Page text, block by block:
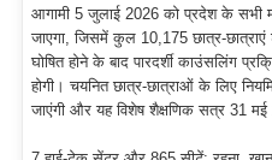
आगामी 5 जुलाई 2026 को प्रदेश के सभी
जाएगा, जिसमें कुल 10,175 छात्र-छात्राएं
घोषित होने के बाद पारदर्शी काउंसलिंग
होगी। चयनित छात्र-छात्राओं के लिए
जाएंगी और यह विशेष शैक्षणिक सत्र 31